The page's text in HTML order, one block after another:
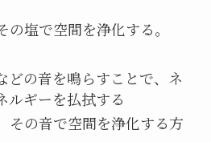
の塩で空間を浄化する。
どの音を鳴らすことで、ネ
ルギーを払拭する
その音で空間を浄化する方